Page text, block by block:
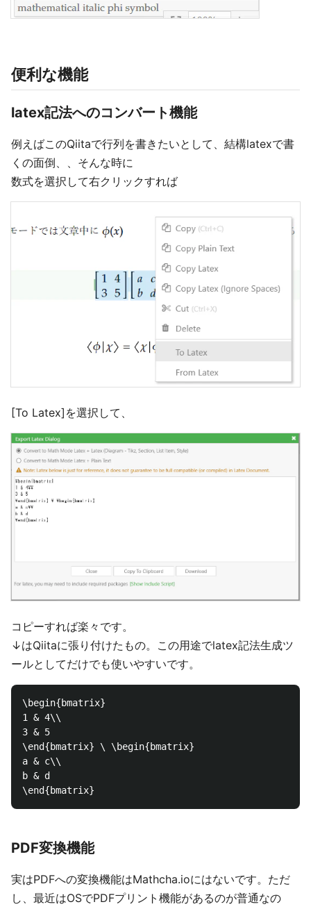
便利な機能
latex記法へのコンバート機能
例えばこのQiitaで行列を書きたいとして、結構latexで書
くの面倒、、そんな時に
数式を選択して右クリックすれば
[To Latex]を選択して、
コピーすれば楽々です。
↓はQiitaに張り付けたもの。この用途でlatex記法生成ツ
ールとしてだけでも使いやすいです。
\begin{bmatrix}
1 & 4\\
3 & 5
\end{bmatrix} \ \begin{bmatrix}
a & c\\
b & d
PDF変換機能
実はPDFへの変換機能はMathcha.ioにはないです。ただ
し、最近はOSでPDFプリント機能があるのが普通なの